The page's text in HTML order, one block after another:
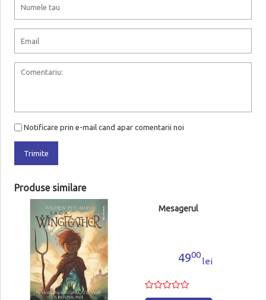
Notificare prin e-mail cand apar comentarii noi
Trimite
Produse similare